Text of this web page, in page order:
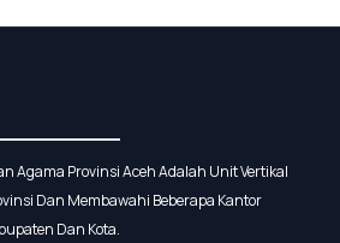
Agama Provinsi Aceh Adalah Unit Vertikal
Dan Membawahi Beberapa Kantor
Dan Kota.